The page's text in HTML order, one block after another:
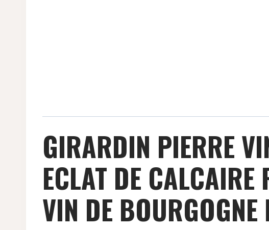
GIRARDIN PIERRE
ECLAT DE
VIN DE